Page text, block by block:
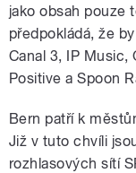
jako obsah pouze
předpokládá, že
Canal 3, IP Music,
Positive a Spoon
Bern patří k
Již v tuto chvíli
rozhlasových sítí